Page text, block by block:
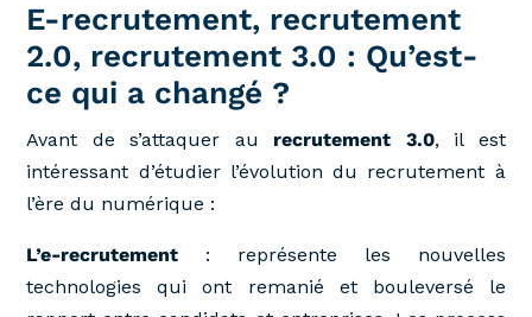
E-recrutement, recrutement
2.0, recrutement 3.0 : Qu’est-
ce qui a changé ?
Avant de s’attaquer au recrutement 3.0, il est
intéressant d’étudier l’évolution du recrutement à
l’ère du numérique :
L’e-recrutement : représente les nouvelles
technologies qui ont remanié et bouleversé le